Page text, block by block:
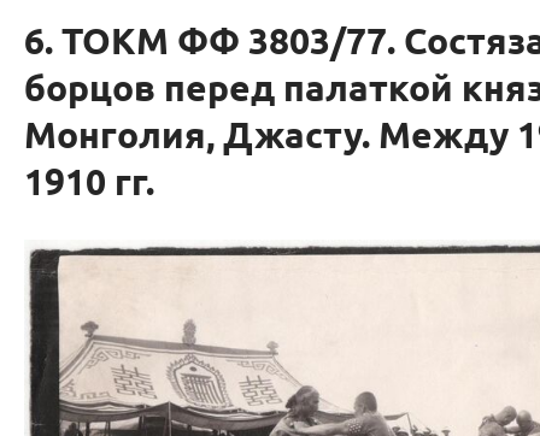
6. ТОКМ ФФ 3803/77.
борцов перед палаткой
Монголия, Джасту. Между
1910 гг.